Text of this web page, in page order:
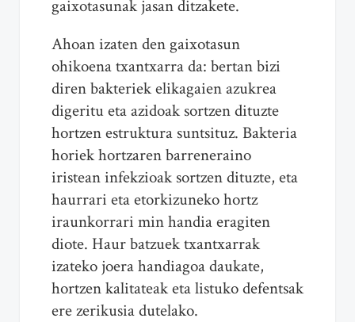
gaixotasunak jasan ditzakete.
Ahoan izaten den gaixotasun
ohikoena txantxarra da: bertan bizi
diren bakteriek elikagaien azukrea
digeritu eta azidoak sortzen dituzte
hortzen estruktura suntsituz. Bakteria
horiek hortzaren barreneraino
iristean infekzioak sortzen dituzte, eta
haurrari eta etorkizuneko hortz
iraunkorrari min handia eragiten
diote. Haur batzuek txantxarrak
izateko joera handiagoa daukate,
hortzen kalitateak eta listuko defentsak
ere zerikusia dutelako.